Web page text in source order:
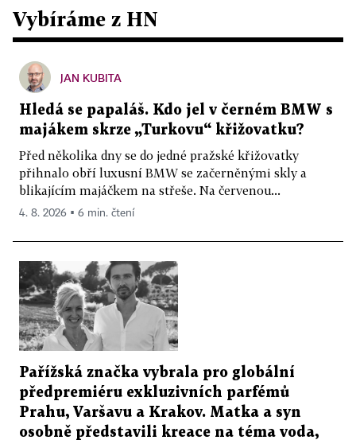
Vybíráme z HN
JAN KUBITA
Hledá se papaláš. Kdo jel v černém BMW s
majákem skrze „Turkovu“ křižovatku?
Před několika dny se do jedné pražské křižovatky
přihnalo obří luxusní BMW se začerněnými skly a
blikajícím majáčkem na střeše. Na červenou...
4. 8. 2026 ▪ 6 min. čtení
Pařížská značka vybrala pro globální
předpremiéru exkluzivních parfémů
Prahu, Varšavu a Krakov. Matka a syn
osobně představili kreace na téma voda,